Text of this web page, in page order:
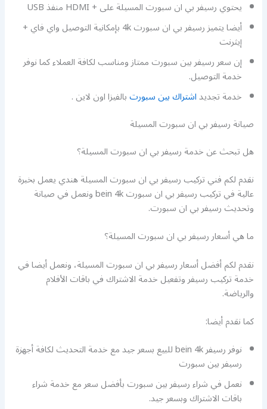
يحتوي رسيفر بي ان سبورت المسيلة على + HDMI منفذ USB
أيضا يتميز رسيفر بي ان سبورت 4k بإمكانية التوصيل واي فاي +
إيثرنت
إن سعر رسيفر بين سبورت ممتاز ومناسب لكافة العملاء كما نوفر
خدمة التوصيل.
خدمة تجديداشتراك بين سبورتبالفيزا اون لاين .
صيانة رسيفر بي ان سبورت المسيلة
هل تبحث عن خدمة رسيفر بي ان سبورت المسيلة؟
نقدم لكم فني تركيب رسيفر بي ان سبورت المسيلة هندي يعمل بخبرة
عالية في تركيب رسيفر بي ان سبورت bein 4k ونعمل في صيانة
وتحديث رسيفر بي ان سبورت.
ما هي أسعار رسيفر بي ان سبورت المسيلة؟
نقدم لكم أفضل أسعار رسيفر بي ان سبورت المسيلة، ونعمل أيضا في
خدمة تركيب رسيفر وتفعيل خدمة الاشتراك في باقات الأفلام
والرياضة.
كما نقدم أيضا:
نوفر رسيفر bein 4k للبيع بسعر جيد مع خدمة التحديث لكافة أجهزة
رسيفر بين سبورت
نعمل في شراء رسيفر بين سبورت بأفضل سعر مع خدمة شراء
باقات الاشتراك وبسعر جيد.